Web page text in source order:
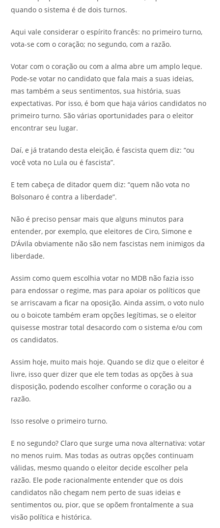
quando o sistema é de dois turnos.
Aqui vale considerar o espírito francês: no primeiro turno,
vota-se com o coração; no segundo, com a razão.
Votar com o coração ou com a alma abre um amplo leque.
Pode-se votar no candidato que fala mais a suas ideias,
mas também a seus sentimentos, sua história, suas
expectativas. Por isso, é bom que haja vários candidatos no
primeiro turno. São várias oportunidades para o eleitor
encontrar seu lugar.
Daí, e já tratando desta eleição, é fascista quem diz: “ou
você vota no Lula ou é fascista”.
E tem cabeça de ditador quem diz: “quem não vota no
Bolsonaro é contra a liberdade”.
Não é preciso pensar mais que alguns minutos para
entender, por exemplo, que eleitores de Ciro, Simone e
D’Ávila obviamente não são nem fascistas nem inimigos da
liberdade.
Assim como quem escolhia votar no MDB não fazia isso
para endossar o regime, mas para apoiar os políticos que
se arriscavam a ficar na oposição. Ainda assim, o voto nulo
ou o boicote também eram opções legítimas, se o eleitor
quisesse mostrar total desacordo com o sistema e/ou com
os candidatos.
Assim hoje, muito mais hoje. Quando se diz que o eleitor é
livre, isso quer dizer que ele tem todas as opções à sua
disposição, podendo escolher conforme o coração ou a
razão.
Isso resolve o primeiro turno.
E no segundo? Claro que surge uma nova alternativa: votar
no menos ruim. Mas todas as outras opções continuam
válidas, mesmo quando o eleitor decide escolher pela
razão. Ele pode racionalmente entender que os dois
candidatos não chegam nem perto de suas ideias e
sentimentos ou, pior, que se opõem frontalmente a sua
visão política e histórica.